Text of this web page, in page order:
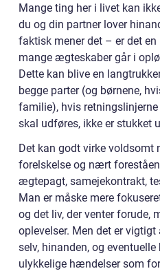
Mange ting her i livet kan
du og din partner lover
faktisk mener det – er det
mange ægteskaber går i
Dette kan blive en
begge parter (og børnene,
familie), hvis
skal udføres, ikke er stukket
Det kan godt virke voldsomt
forelskelse og nært
ægtepagt, samejekontrakt,
Man er måske mere
og det liv, der venter forude,
oplevelser. Men det er
selv, hinanden, og
ulykkelige hændelser som